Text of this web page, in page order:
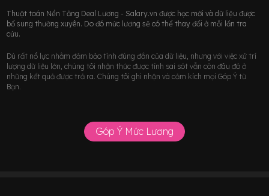
Thuật toán Nền Tảng Deal Lương - Salary.vn được học mới và dữ liệu được
bổ sung thường xuyên. Do đó mức lương sẽ có thể thay đổi ở mỗi lần tra
cứu.
Dù rất nổ lực nhằm đảm bảo tính đúng đắn của dữ liệu, nhưng với việc xử trí
lượng dữ liệu lớn, chúng tôi nhận thức được tính sai sót vẫn còn đâu đó ở
những kết quả được trả ra. Chúng tôi ghi nhận và cảm kích mọi Góp Ý từ
Bạn.
Góp Ý Mức Lương